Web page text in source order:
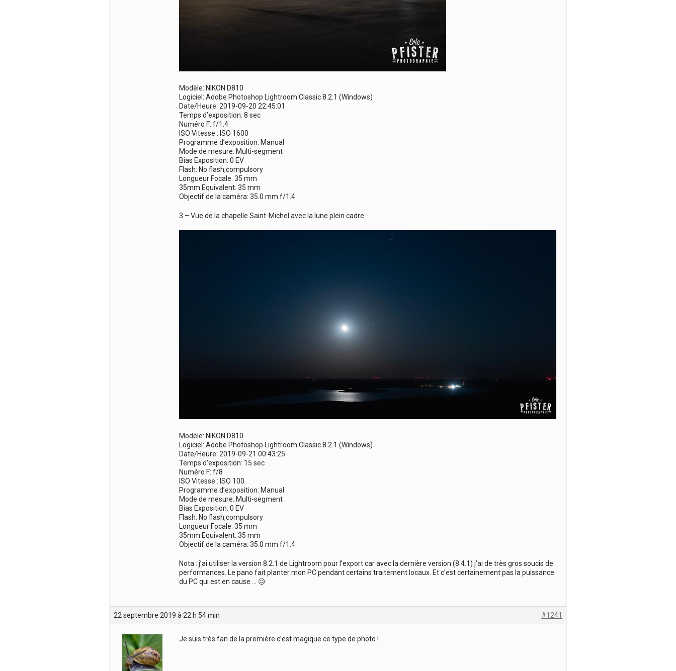
Modèle: NIKON D810
Logiciel: Adobe Photoshop Lightroom Classic 8.2.1 (Windows)
Date/Heure: 2019-09-20 22:45:01
Temps d’exposition: 8 sec
Numéro F: f/1.4
ISO Vitesse : ISO 1600
Programme d’exposition: Manual
Mode de mesure: Multi-segment
Bias Exposition: 0 EV
Flash: No flash,compulsory
Longueur Focale: 35 mm
35mm Equivalent: 35 mm
Objectif de la caméra: 35.0 mm f/1.4
3 – Vue de la chapelle Saint-Michel avec la lune plein cadre
Modèle: NIKON D810
Logiciel: Adobe Photoshop Lightroom Classic 8.2.1 (Windows)
Date/Heure: 2019-09-21 00:43:25
Temps d’exposition: 15 sec
Numéro F: f/8
ISO Vitesse : ISO 100
Programme d’exposition: Manual
Mode de mesure: Multi-segment
Bias Exposition: 0 EV
Flash: No flash,compulsory
Longueur Focale: 35 mm
35mm Equivalent: 35 mm
Objectif de la caméra: 35.0 mm f/1.4
Nota : j’ai utiliser la version 8.2.1 de Lightroom pour l’export car avec la dernière version (8.4.1) j’ai de très gros soucis de
performances. Le pano fait planter mon PC pendant certains traitement locaux. Et c’est certainement pas la puissance
du PC qui est en cause … 😥
22 septembre 2019 à 22 h 54 min #1241
Je suis très fan de la première c’est magique ce type de photo !